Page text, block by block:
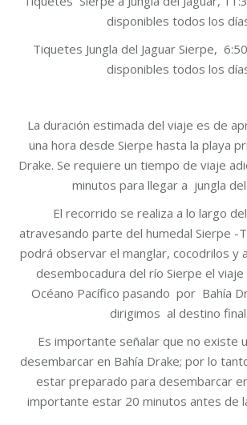
$30
$60
disponibles todos los
Tiquetes Jungla del Jaguar Sierpe,
disponibles todos los
La duración estimada del viaje es de
una hora desde Sierpe hasta la playa
Drake. Se requiere un tiempo de viaje
minutos para llegar a jungla
El recorrido se realiza a lo largo
atravesando parte del humedal Sierpe -
podrá observar el manglar, cocodrilos y
desembocadura del río Sierpe el viaje
Océano Pacífico pasando por Bahía
dirigimos al destino final.
Es importante señalar que no existe
desembarcar en Bahía Drake; por lo
estar preparado para desembarcar
importante estar 20 minutos antes de